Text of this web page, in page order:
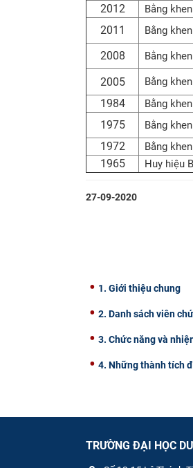
2012 Bằng
2011 Bằng
2008 Bằng
2005 Bằng
1984 Bằng
1975 Bằng
1972 Bằng
1965 Huy hiệu
27-09-2020
1. Giới thiệu chung
2. Danh sách viên
3. Chức năng và
4. Những thành tích
TRƯỜNG ĐẠI HỌC